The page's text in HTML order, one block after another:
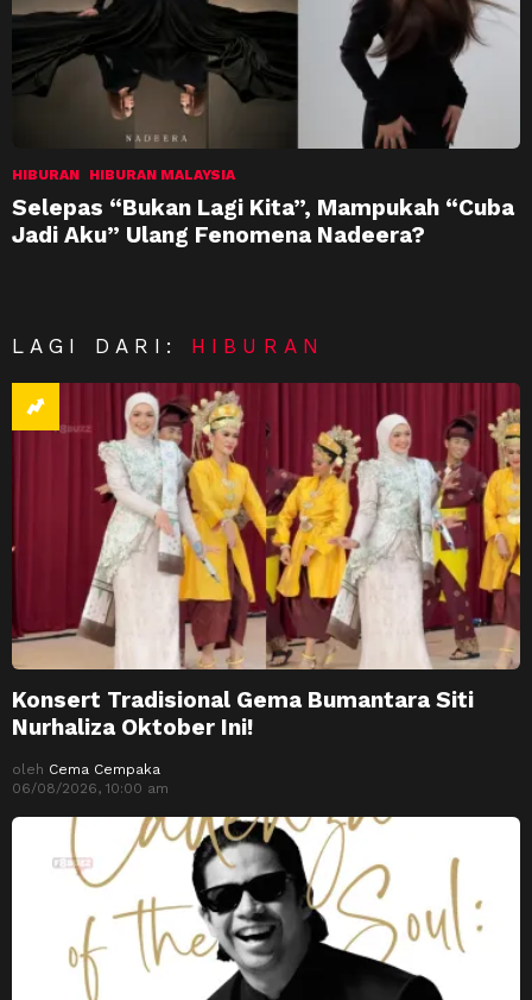
HIBURAN HIBURAN MALAYSIA
Selepas “Bukan Lagi Kita”, Mampukah “Cuba
Jadi Aku” Ulang Fenomena Nadeera?
LAGI DARI: HIBURAN
Konsert Tradisional Gema Bumantara Siti
Nurhaliza Oktober Ini!
oleh Cema Cempaka
06/08/2026, 10:00 am